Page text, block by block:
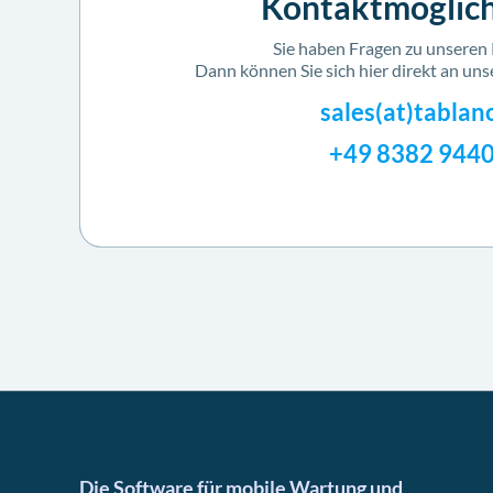
Sie haben Fragen zu
Dann können Sie sich hier direkt an
+49 8382
Die Software für mobile Wartung und